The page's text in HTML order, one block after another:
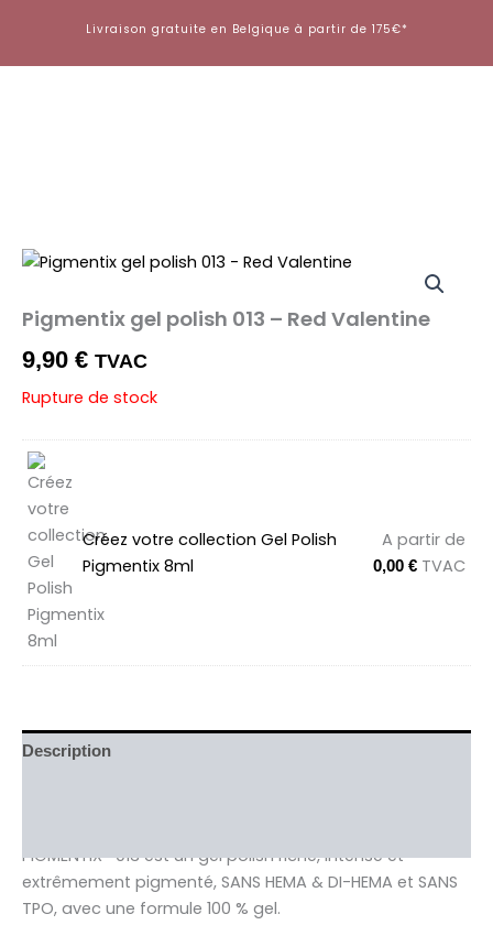
contenu
Livraison gratuite en Belgique à partir de 175€*
Pigmentix gel polish 013 – Red Valentine
9,90 € TVAC
Rupture de stock
Créez votre collection Gel Polish
Pigmentix 8ml
A partir de
0,00 € TVAC
Description
PIGMENTIX® 013 est un gel polish riche, intense et
extrêmement pigmenté, SANS HEMA & DI-HEMA et SANS
TPO, avec une formule 100 % gel.